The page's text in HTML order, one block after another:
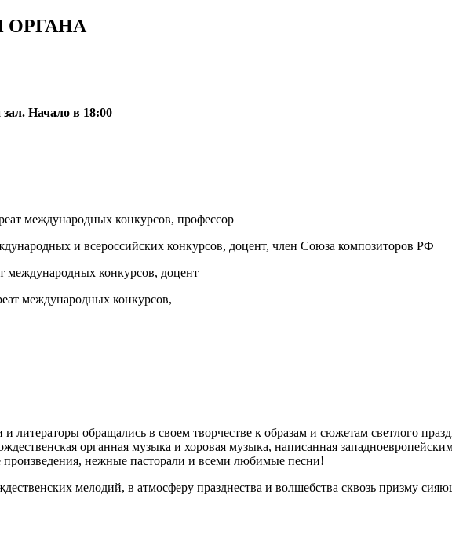
зал. Начало в 18:00
международных конкурсов, профессор
и всероссийских конкурсов, доцент, член Союза композиторов РФ
международных конкурсов, доцент
международных конкурсов,
литераторы обращались в своем творчестве к образам и сюжетам светлого
органная музыка и хоровая музыка, написанная
произведения, нежные пасторали и всеми любимые песни!
мелодий, в атмосферу празднества и волшебства сквозь призму